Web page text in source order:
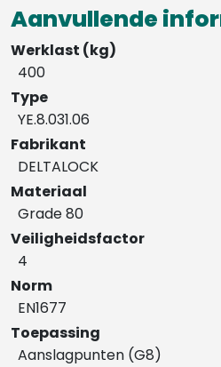
Aanvullende
Werklast (kg)
400
Type
YE.8.031.06
Fabrikant
DELTALOCK
Materiaal
Grade 80
Veiligheidsfactor
4
Norm
EN1677
Toepassing
Aanslagpunten (G8)